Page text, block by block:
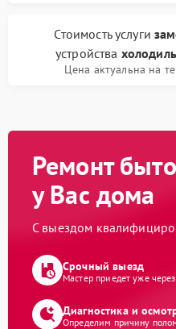
Стоимость услуги
устройства
Цена актуальна на
Ремонт
у Вас дома
С выездом
Срочный выезд
Мастер приедет уже
Диагностика и
Определим причину